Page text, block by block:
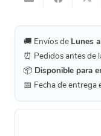
cantidad
🚚 Envíos de Lunes
⏰ Pedidos antes de
📦 Disponible para
📅 Fecha de entrega